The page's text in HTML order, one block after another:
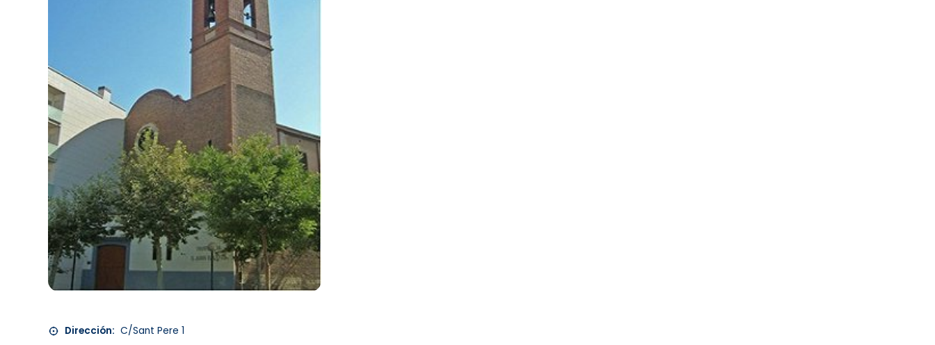
Dirección: C/Sant Pere 1